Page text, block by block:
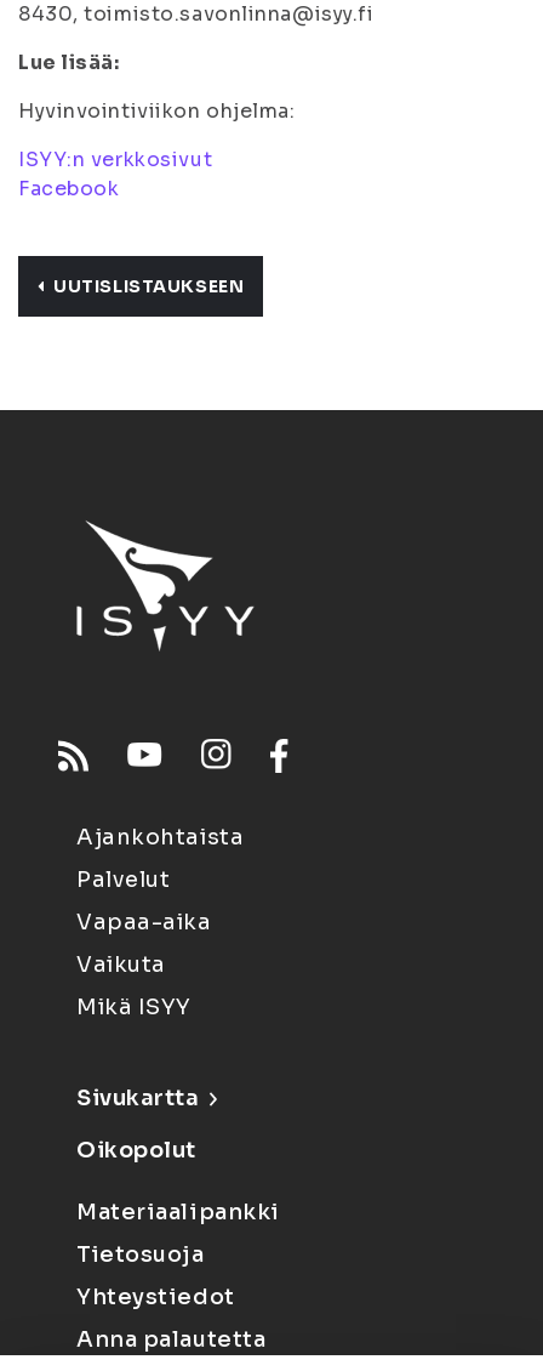
8430, toimisto.savonlinna@isyy.fi
Lue lisää:
Hyvinvointiviikon ohjelma:
ISYY:n verkkosivut
Facebook
UUTISLISTAUKSEEN
Ajankohtaista
Palvelut
Vapaa-aika
Vaikuta
Mikä ISYY
Sivukartta
Oikopolut
Materiaalipankki
Tietosuoja
Yhteystiedot
Anna palautetta